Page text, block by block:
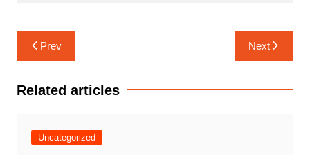
Post
navigation
Prev Next
Related articles
Uncategorized